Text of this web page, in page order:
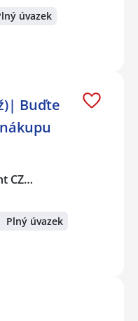
úvazek
Buďte
CZ…
Plný úvazek